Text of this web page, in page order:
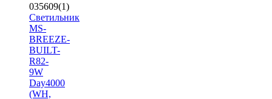
035609(1)
Светильник
MS-
BREEZE-
BUILT-
R82-
9W
Day4000
(WH,